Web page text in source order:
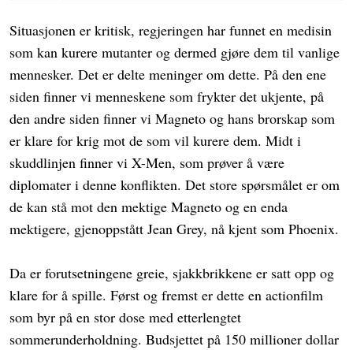
Situasjonen er kritisk, regjeringen har funnet en medisin
som kan kurere mutanter og dermed gjøre dem til vanlige
mennesker. Det er delte meninger om dette. På den ene
siden finner vi menneskene som frykter det ukjente, på
den andre siden finner vi Magneto og hans brorskap som
er klare for krig mot de som vil kurere dem. Midt i
skuddlinjen finner vi X-Men, som prøver å være
diplomater i denne konflikten. Det store spørsmålet er om
de kan stå mot den mektige Magneto og en enda
mektigere, gjenoppstått Jean Grey, nå kjent som Phoenix.
Da er forutsetningene greie, sjakkbrikkene er satt opp og
klare for å spille. Først og fremst er dette en actionfilm
som byr på en stor dose med etterlengtet
sommerunderholdning. Budsjettet på 150 millioner dollar